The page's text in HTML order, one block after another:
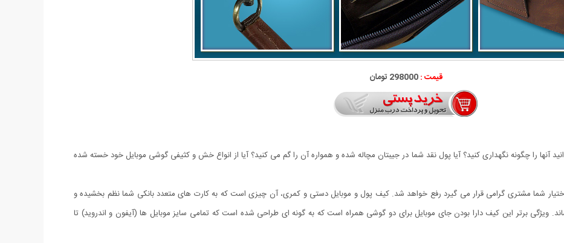
قیمت :298000 تومان
آنها را چگونه نگهداری کنید؟ آیا پول نقد شما در جیبتان مچاله شده و همواره آن را گم می کنید؟ آیا از انواع خش و کثیفی گوشی موبایل خود خسته شده
شما مشتری گرامی قرار می گیرد رفع خواهد شد. کیف پول و موبایل دستی و کمری، آن چیزی است که به کارت های متعدد بانکی شما نظم بخشیده و
ویژگی برتر این کیف دارا بودن جای موبایل برای دو گوشی همراه است که به گونه ای طراحی شده است که تمامی سایز موبایل ها (آیفون و اندروید) تا